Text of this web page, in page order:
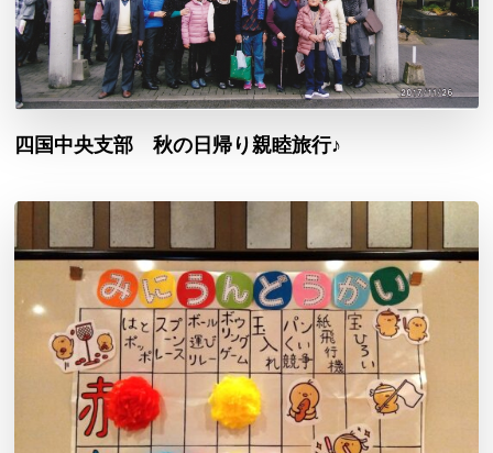
四国中央支部 秋の日帰り親睦旅行♪